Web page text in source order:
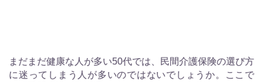
まだまだ健康な人が多い50代では、民間介護保険の選び方
に迷ってしまう人が多いのではないでしょうか。ここで